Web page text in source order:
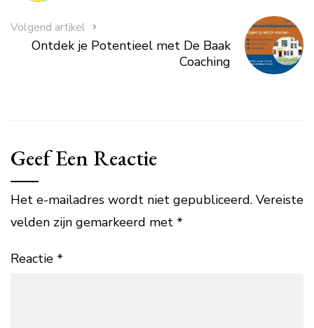
Volgend artikel
Ontdek je Potentieel met De Baak
Coaching
Geef Een Reactie
Het e-mailadres wordt niet gepubliceerd. Vereiste
velden zijn gemarkeerd met *
Reactie *